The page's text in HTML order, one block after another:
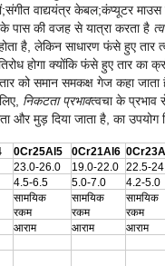
वाद्ययंत्र केबल;कंप्यूटर
के पास की वजह से यात्रा करता है
है, लेकिन साधारण फंसे हुए
होगा क्योंकि फंसे हुए तार
को समान समकक्ष गेज कहा जाता
निकटता प्रभावत्वचा के प्रभाव
और मुड़ दिया जाता है, का उपयोग
0Cr25Al5 0Cr21Al6
23.0-26.0 19.0-22.0 22.5-
4.5-6.5 5.0-7.0 4.2-5.0
सामयिक
रकम
सामयिक
रकम
सामयिक
रकम
आराम आराम आराम